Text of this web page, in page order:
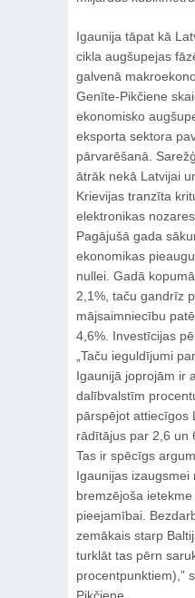
Igaunija tāpat kā
cikla augšupejas
galvenā
Genīte-Pikčiene
ekonomisko
eksporta sektora
pārvarēšanā.
ātrāk nekā Latvijai
Krievijas tranzīta
elektronikas
Pagājušā gada
ekonomikas
nullei. Gadā
2,1%, taču gandrīz
mājsaimniecību
4,6%. Investīcijas
„Taču ieguldījumi
Igaunijā joprojām ir
dalībvalstīm
pārspējot attiecīgos
rādītājus par 2,6 un
Tas ir spēcīgs
Igaunijas izaugsmei
bremzējoša
pieejamībai.
zemākais starp
turklāt tas pērn
procentpunktiem),”
Pikčiene.